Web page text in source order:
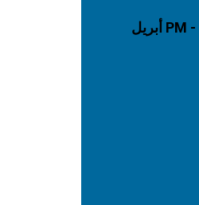
11 مارس 2021 | 10:00 PM - 30 أبريل